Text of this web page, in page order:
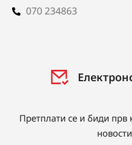
070 234863
Претплати се и биди прв